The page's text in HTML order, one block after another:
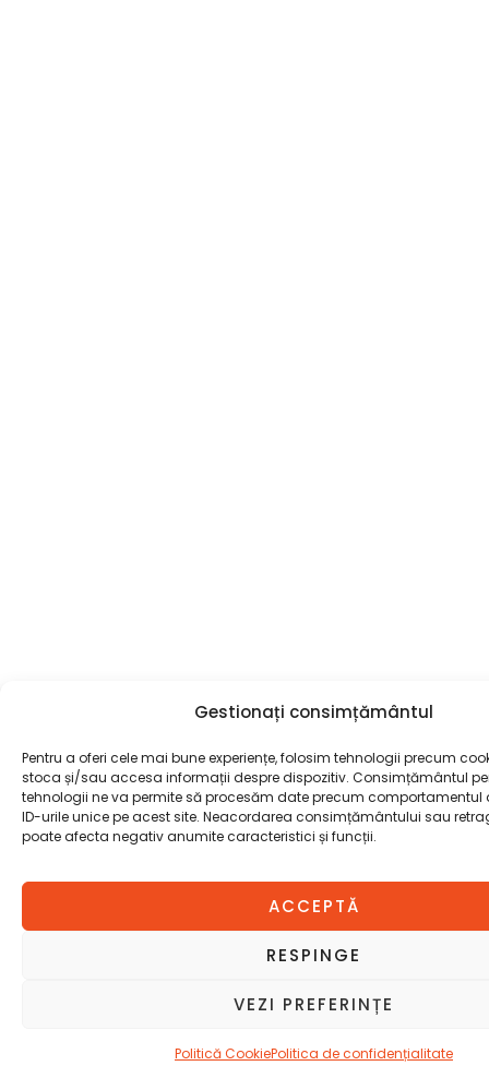
Gestionați consimțământul
Pentru a oferi cele mai bune experiențe, folosim tehnologii precum
stoca și/sau accesa informații despre dispozitiv. Consimțământul
tehnologii ne va permite să procesăm date precum comportamentul
ID-urile unice pe acest site. Neacordarea consimțământului sau
poate afecta negativ anumite caracteristici și funcții.
ACCEPTĂ
RESPINGE
VEZI PREFERINȚE
Politică CookiePolitica de confidențialitate